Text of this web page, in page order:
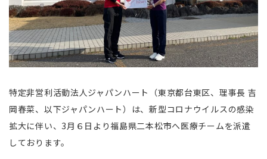
特定非営利活動法人ジャパンハート（東京都台東区、理事長 吉
岡春菜、以下ジャパンハート）は、新型コロナウイルスの感染
拡大に伴い、3月６日より福島県二本松市へ医療チームを派遣
しております。